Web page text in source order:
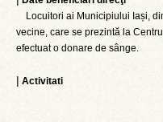
Locuitori ai Municipiului Iași,
vecine, care se prezintă la
efectuat o donare de sânge.
| Activitati